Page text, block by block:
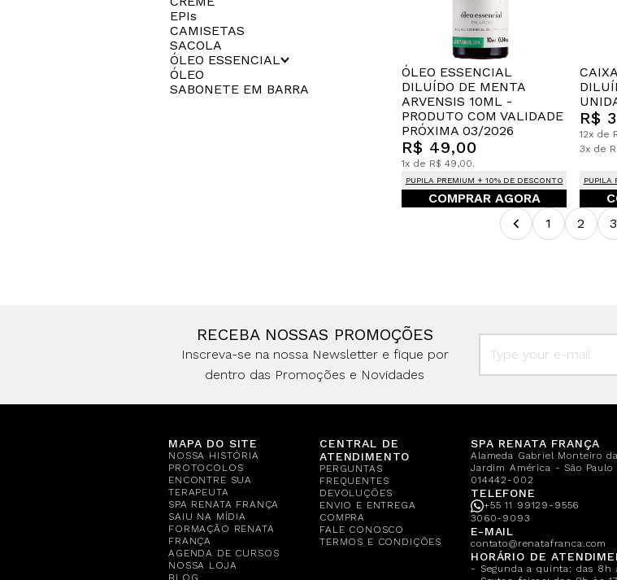
EPIs
CAMISETAS
SACOLA
ÓLEO ESSENCIAL
ÓLEO
SABONETE EM BARRA
ÓLEO ESSENCIAL
DILUÍDO DE MENTA
ARVENSIS 10ML -
PRODUTO COM VALIDADE
PRÓXIMA 03/2026
R$ 49,00
1x de R$ 49,00.
PUPILA PREMIUM + 10% DE DESCONTO
COMPRAR AGORA
R$
12x de
3x de
PUPILA
1
2 3
RECEBA NOSSAS PROMOÇÕES
Inscreva-se na nossa Newsletter e fique por
dentro das Promoções e Novidades
MAPA DO SITE
NOSSA HISTÓRIA
PROTOCOLOS
ENCONTRE SUA
TERAPEUTA
SPA RENATA FRANÇA
SAIU NA MÍDIA
FORMAÇÃO RENATA
FRANÇA
AGENDA DE CURSOS
NOSSA LOJA
BLOG
CENTRAL DE
ATENDIMENTO
PERGUNTAS
FREQUENTES
DEVOLUÇÕES
ENVIO E ENTREGA
COMPRA
FALE CONOSCO
TERMOS E CONDIÇÕES
SPA RENATA FRANÇA
Alameda Gabriel Monteiro
Jardim América - São Paulo
014442-002
TELEFONE
+55 11 99129-9556
3060-9093
E-MAIL
contato@renatafranca.com
HORÁRIO DE
- Segunda a quinta: das 8h